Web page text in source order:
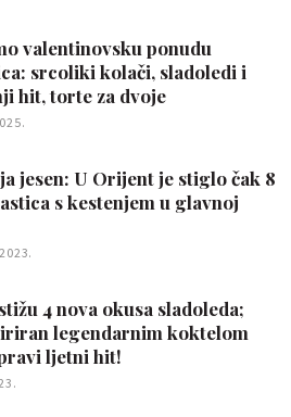
valentinovsku ponudu
srcoliki kolači, sladoledi i
hit, torte za dvoje
jesen: U Orijent je stiglo čak 8
s kestenjem u glavnoj
4 nova okusa sladoleda;
legendarnim koktelom
ljetni hit!